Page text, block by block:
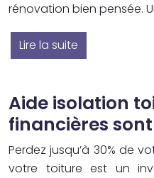
rénovation bien pensée.
Lire la suite
Aide isolation
financières
Perdez jusqu’à 30% de
votre toiture est un